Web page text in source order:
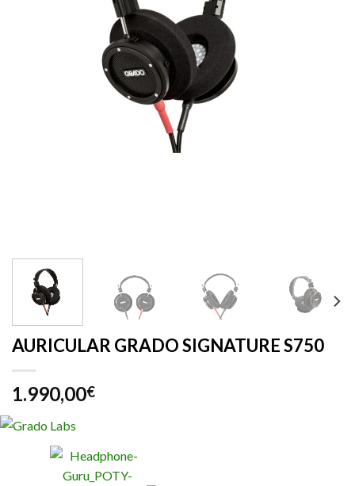
AURICULAR GRADO SIGNATURE S750
1.990,00€